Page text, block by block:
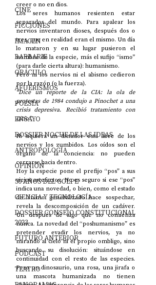
CINE
FICCIONES
IMAGEN
BARBARIE
ORÁCULO
AFUERISMOS
POESÍA
ENSAYO
DOSSIER NOCHE DE LAS IDEAS
ANTROPOLOGÍA
OPINIÓN
50 AÑOS DEL GOLPE
CIENCIA Y TECNOLOGÍA
DOSSIER CONSEJO CONSTITUCIONAL
2023
FUTURO ANTERIOR
PODCAST
TEATRO
creer o no en dios.
Los seres humanos resienten estar
separados del mundo. Para apalear los
nervios inventaron dioses, después dos o
tres, que en realidad eran el mismo. Un día
lo mataron y en su lugar pusieron el
nombre de la especie, más el sufijo “ismo”
(para darle cierta altura): humanismo.
Pero ni los nervios ni el abismo cedieron
por la razón (o la fuerza).
“Dice un reporte de la CIA: la ola de
protestas de 1984 condujo a Pinochet a una
crisis depresiva. Recibió tratamiento con
Litio”.
Ni siquiera un dictador está libre de los
nervios y los zumbidos. Los oídos son el
órgano de la conciencia: no pueden
cerrarse hacia dentro.
Hoy la especie pone el prefijo “pos” a sus
viejos artefactos. No es seguro si ese “pos”
indica una novedad, o bien, como el estado
de ánimo generalizado hace sospechar,
revela la descomposición de un cadáver.
Un después de algo que no comienza
nunca. La novedad del “poshumanismo” es
pretender evadir los nervios, ya no
mirando al cielo ni el propio ombligo, sino
buscando su disolución: situándose en
continuidad con el resto de las especies.
Pero un dinosaurio, una rosa, una jirafa o
una mascota humanizada no tienen